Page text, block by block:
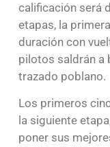
calificación será
etapas, la
duración con
pilotos saldrán a
trazado poblano.
Los primeros
la siguiente
poner sus